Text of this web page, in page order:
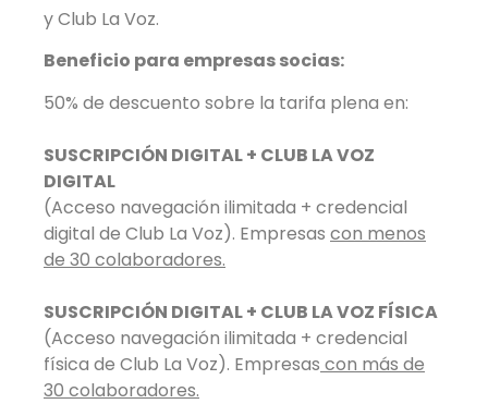
y Club La Voz.
Beneficio para empresas socias:
50% de descuento sobre la tarifa plena en:
SUSCRIPCIÓN DIGITAL + CLUB LA VOZ
DIGITAL
(Acceso navegación ilimitada + credencial
digital de Club La Voz). Empresas con menos
de 30 colaboradores.
SUSCRIPCIÓN DIGITAL + CLUB LA VOZ FÍSICA
(Acceso navegación ilimitada + credencial
física de Club La Voz). Empresas con más de
30 colaboradores.